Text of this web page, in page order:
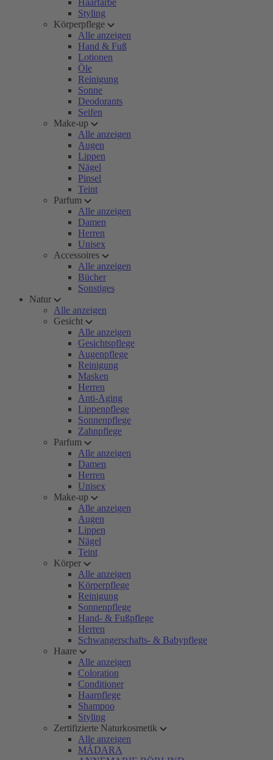
Haarfarbe
Styling
Körperpflege
Alle anzeigen
Hand & Fuß
Lotionen
Öle
Reinigung
Sonne
Deodorants
Seifen
Make-up
Alle anzeigen
Augen
Lippen
Nägel
Pinsel
Teint
Parfum
Alle anzeigen
Damen
Herren
Unisex
Accessoires
Alle anzeigen
Bücher
Sonstiges
Natur
Alle anzeigen
Gesicht
Alle anzeigen
Gesichtspflege
Augenpflege
Reinigung
Masken
Herren
Anti-Aging
Lippenpflege
Sonnenpflege
Zahnpflege
Parfum
Alle anzeigen
Damen
Herren
Unisex
Make-up
Alle anzeigen
Augen
Lippen
Nägel
Teint
Körper
Alle anzeigen
Körperpflege
Reinigung
Sonnenpflege
Hand- & Fußpflege
Herren
Schwangerschafts- & Babypflege
Haare
Alle anzeigen
Coloration
Conditioner
Haarpflege
Shampoo
Styling
Zertifizierte Naturkosmetik
Alle anzeigen
MÁDARA